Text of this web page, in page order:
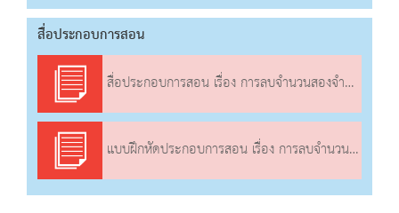
สื่อประกอบการสอน
สื่อประกอบการสอน เรื่อง การลบจำนวนสองจำนวนที่ตัวตั้งมากกว่า 10 แต่ไม่เกิน 20 เพื่อใช้ในการเปรียบเทียบ
แบบฝึกหัดประกอบการสอน เรื่อง การลบจำนวนสองจำนวนที่ตัวตั้งมากกว่า 10 แต่ไม่เกิน 20 เพื่อใช้ในการเปรียบเทียบ